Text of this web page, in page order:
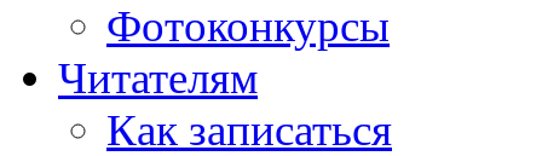
Фотоконкурсы
Читателям
Как записаться